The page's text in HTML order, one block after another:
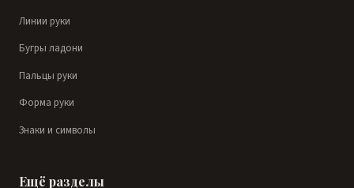
Линии руки
Бугры ладони
Пальцы руки
Форма руки
Знаки и символы
Ещё разделы